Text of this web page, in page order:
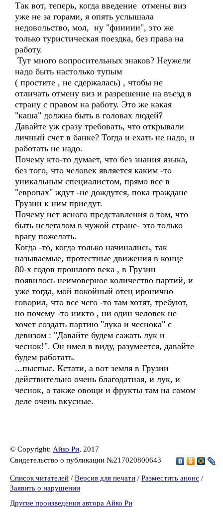
Так вот, теперь, когда введение отмены виз
уже не за горами, я опять услышала
недовольство, мол, ну "фиииии", это же
только туристическая поездка, без права на
работу.
Тут много вопросительных знаков? Неужели
надо быть настолько тупым
( простите , не сдержалась) , чтобы не
отличать отмену виз и разрешение на въезд в
страну с правом на работу. Это же какая
"каша" должна быть в головах людей?
Давайте уж сразу требовать, что открывали
личный счет в банке? Тогда и ехать не надо, и
работать не надо.
Почему кто-то думает, что без знания языка,
без того, что человек является каким -то
уникальным специалистом, прямо все в
"европах" ждут -не дождутся, пока граждане
Грузии к ним приедут.
Почему нет ясного представления о том, что
быть нелегалом в чужой стране- это только
врагу пожелать.
Когда -то, когда только начинались, так
называемые, протестные движения в конце
80-х годов прошлого века , в Грузии
появилось неимоверное количество партий, и
уже тогда, мой покойный отец иронично
говорил, что все чего -то там хотят, требуют,
но почему -то никто , ни один человек не
хочет создать партию "лука и чеснока" с
девизом : "Давайте будем сажать лук и
чеснок!". Он имел в виду, разумеется, давайте
будем работать.
...пыспыс. Кстати, а вот земля в Грузии
действительно очень благодатная, и лук, и
чеснок, а также овощи и фрукты там на самом
деле очень вкусные.
© Copyright: Айко Ри, 2017
Свидетельство о публикации №217020800643
Список читателей / Версия для печати / Разместить анонс /
Заявить о нарушении
Другие произведения автора Айко Ри